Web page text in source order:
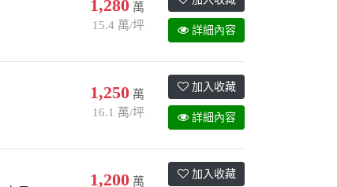
1,280 萬
15.4 萬/坪
詳細內容
1,250 萬
16.1 萬/坪
加入收藏
詳細內容
1,200 萬
加入收藏